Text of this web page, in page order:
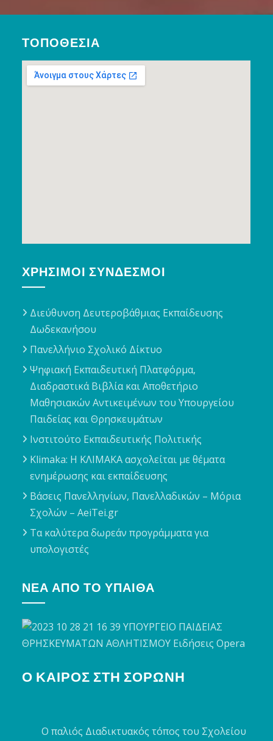
ΤΟΠΟΘΕΣΊΑ
ΧΡΉΣΙΜΟΙ ΣΎΝΔΕΣΜΟΙ
Διεύθυνση Δευτεροβάθμιας Εκπαίδευσης
Δωδεκανήσου
Πανελλήνιο Σχολικό Δίκτυο
Ψηφιακή Εκπαιδευτική Πλατφόρμα,
Διαδραστικά Βιβλία και Αποθετήριο
Μαθησιακών Αντικειμένων του Υπουργείου
Παιδείας και Θρησκευμάτων
Ινστιτούτο Εκπαιδευτικής Πολιτικής
Klimaka: Η ΚΛΙΜΑΚΑ ασχολείται με θέματα
ενημέρωσης και εκπαίδευσης
Βάσεις Πανελληνίων, Πανελλαδικών – Μόρια
Σχολών – AeiTei.gr
Τα καλύτερα δωρεάν προγράμματα για
υπολογιστές
ΝΈΑ ΑΠΌ ΤΟ ΥΠΑΙΘΑ
Ο ΚΑΙΡΌΣ ΣΤΗ ΣΟΡΩΝΉ
Ο παλιός Διαδικτυακός τόπος του Σχολείου